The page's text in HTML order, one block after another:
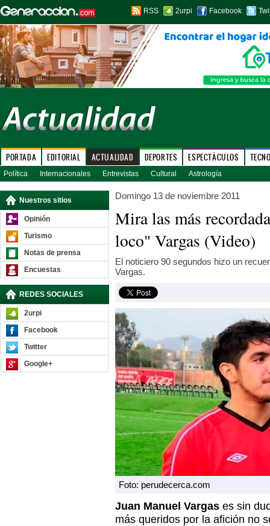
RSS 2urpi Facebook
PORTADA EDITORIAL ACTUALIDAD DEPORTES ESPECTÁCULOS
Política Internacionales Entrevistas Cultural Astrología
Nuestros sitios
Opinión
Turismo
Notas de prensa
Encuestas
REDES SOCIALES
2urpi
Facebook
Twitter
Google+
Domingo 13 de noviembre 2011
Mira las más
loco" Vargas (Video)
El noticiero 90 segundos hizo un
Vargas.
Foto: perudecerca.com
Juan Manuel Vargas es sin
más queridos por la afición no